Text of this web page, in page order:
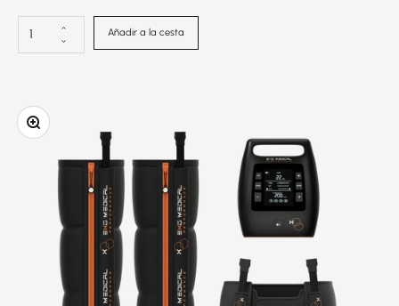
Añadir a la cesta
Ampliar la imagen